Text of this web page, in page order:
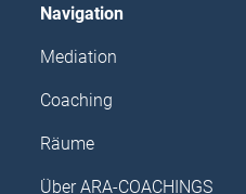
Navigation
Mediation
Coaching
Räume
Über ARA-COACHINGS